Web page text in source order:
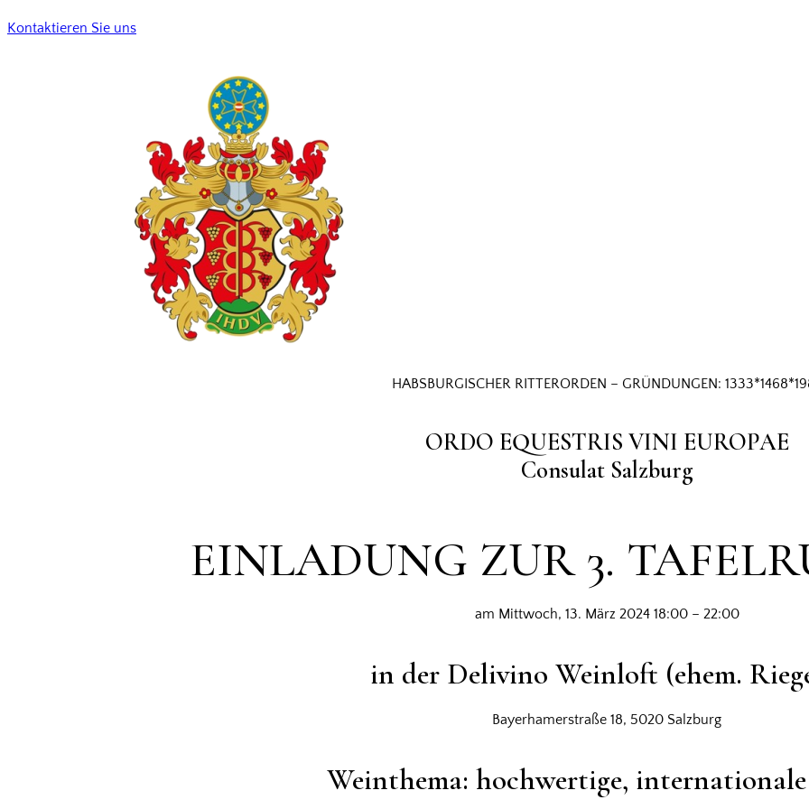
Kontaktieren Sie uns
HABSBURGISCHER RITTERORDEN – GRÜNDUNGEN:
ORDO EQUESTRIS VINI EUROPAE
Consulat Salzburg
EINLADUNG ZUR 3.
am Mittwoch, 13. März 2024 18:00 – 22:00
in der Delivino Weinloft (ehem.
Bayerhamerstraße 18, 5020 Salzburg
Weinthema: hochwertige,